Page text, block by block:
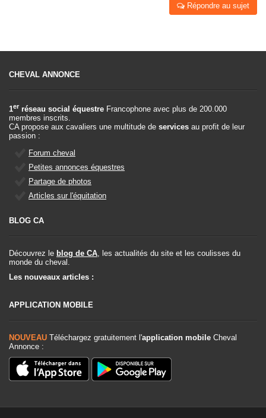
Répondre au sujet
CHEVAL ANNONCE
1er réseau social équestre Francophone avec plus de 200.000
membres inscrits.
CA propose aux cavaliers une multitude de services au profit de leur
passion :
Forum cheval
Petites annonces équestres
Partage de photos
Articles sur l'équitation
BLOG CA
Découvrez le blog de CA, les actualités du site et les coulisses du
monde du cheval.
Les nouveaux articles :
APPLICATION MOBILE
NOUVEAU Téléchargez gratuitement l'application mobile Cheval
Annonce :